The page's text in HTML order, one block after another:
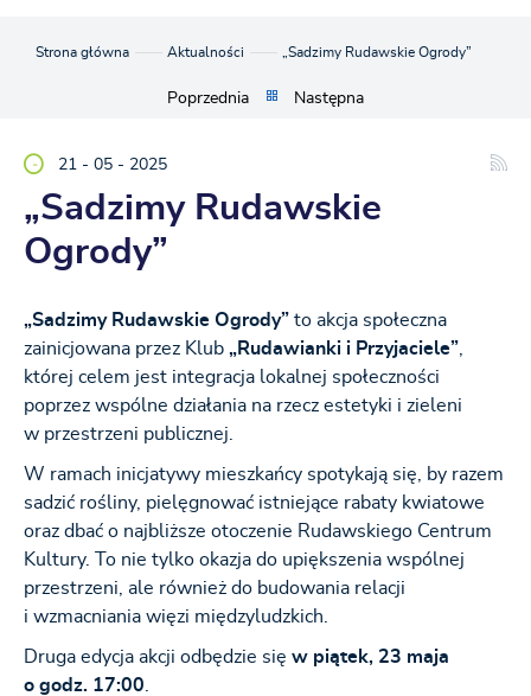
Strona główna Aktualności „Sadzimy Rudawskie Ogrody”
Poprzednia Następna
21 - 05 - 2025
„Sadzimy Rudawskie
Ogrody”
„Sadzimy Rudawskie Ogrody” to akcja społeczna
zainicjowana przez Klub „Rudawianki i Przyjaciele”
której celem jest integracja lokalnej społeczności
poprzez wspólne działania na rzecz estetyki i zieleni
w przestrzeni publicznej.
W ramach inicjatywy mieszkańcy spotykają się, by razem
sadzić rośliny, pielęgnować istniejące rabaty kwiatowe
oraz dbać o najbliższe otoczenie Rudawskiego Centrum
Kultury. To nie tylko okazja do upiększenia wspólnej
przestrzeni, ale również do budowania relacji
i wzmacniania więzi międzyludzkich.
Druga edycja akcji odbędzie się w piątek, 23 maja
o godz. 17:00